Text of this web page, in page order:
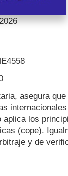
asegura
aplica los
(cope).
y de